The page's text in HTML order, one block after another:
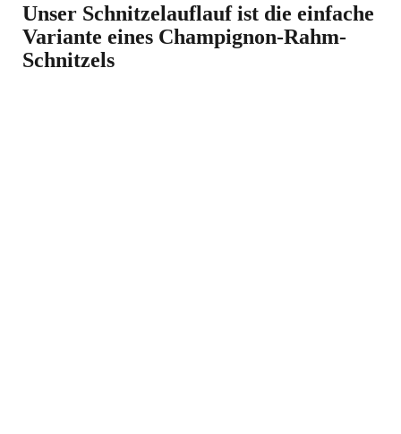
Unser Schnitzelauflauf ist die einfache
Variante eines Champignon-Rahm-
Schnitzels